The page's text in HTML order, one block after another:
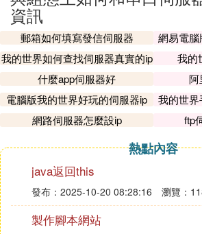
資料庫類型、伺服器地址
用戶名和密碼等。
創建資料庫表：
在資料庫中創建一個表
王發送過來的數據。表
中的數據變數相對應。
編寫數據插入腳本：
在組態王中，編寫腳本以
插入到資料庫中。這可以
存儲過程或使用SQL語
總結：
資訊
郵箱如何填寫發信伺服器
網易電
我的世界如何查找伺服器真實的ip
我的
什麼app伺服器好
阿
電腦版我的世界好玩的伺服器ip
我的世
網路伺服器怎麼設ip ftp
熱點內容
java返回this
發布：2025-10-20 08:28:16 瀏覽：
製作腳本網站